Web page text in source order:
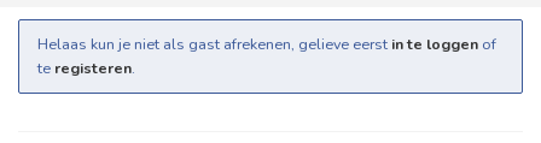
Helaas kun je niet als gast afrekenen, gelieve eerst in te loggen of
te registeren.